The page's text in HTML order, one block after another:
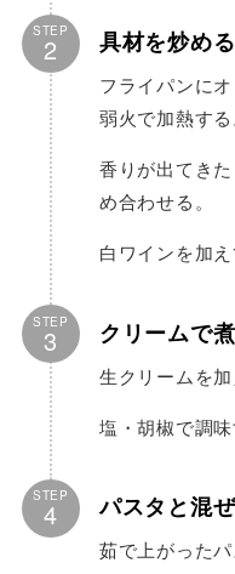
STEP
2 具材を炒める
フライパンに
弱火で加熱する
香りが出てき
め合わせる。
白ワインを加
STEP
3 クリームで
生クリームを
塩・胡椒で調味
STEP
4 パスタと混
茹で上がった